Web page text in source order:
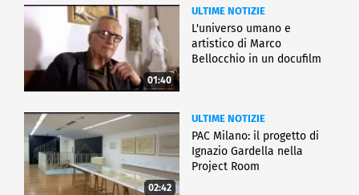
01:40
ULTIME NOTIZIE
L'universo umano e
artistico di Marco
Bellocchio in un docufilm
02:42
ULTIME NOTIZIE
PAC Milano: il progetto di
Ignazio Gardella nella
Project Room